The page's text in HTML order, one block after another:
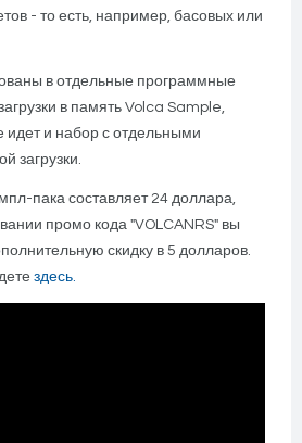
- то есть, например, басовых или
в отдельные программные
в память Volca Sample,
идет и набор с отдельными
загрузки.
пака составляет 24 доллара,
промо кода "VOLCANRS" вы
скидку в 5 долларов.
здесь.